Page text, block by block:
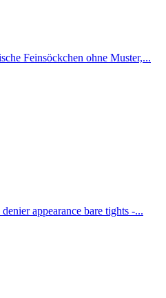
Feinsöckchen ohne Muster,...
appearance bare tights -...